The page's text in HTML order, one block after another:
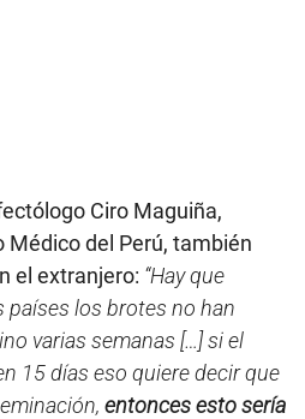
Ciro Maguiña,
Médico del Perú, también
el extranjero: “Hay que
los brotes no han
varias semanas […] si el
15 días eso quiere decir que
entonces esto sería